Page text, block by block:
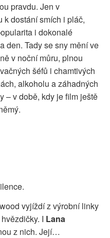
pravdu. Jen v
k dostání smích i pláč,
i dokonalé
den. Tady se sny mění ve
v noční můru, plnou
šéfů i chamtivých
alkoholu a záhadných
– v době, kdy je film ještě
vyjíždí z výrobní linky
I Lana
z nich. Její…